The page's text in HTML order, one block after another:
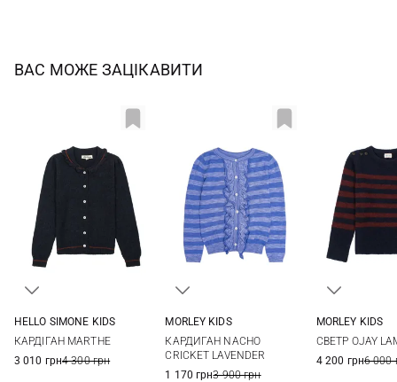
ВАС МОЖЕ ЗАЦІКАВИТИ
HELLO SIMONE KIDS
КАРДІГАН MARTHE
3 010 грн4 300 грн
8
10 12
MORLEY KIDS
КАРДИГАН NACHO
CRICKET LAVENDER
1 170 грн3 900 грн
MORLEY KIDS
СВЕТР OJAY
4 200 грн6 000